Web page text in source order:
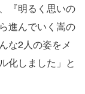
『明るく思いの
進んでいく嵩の
な2人の姿をメ
化しました」と